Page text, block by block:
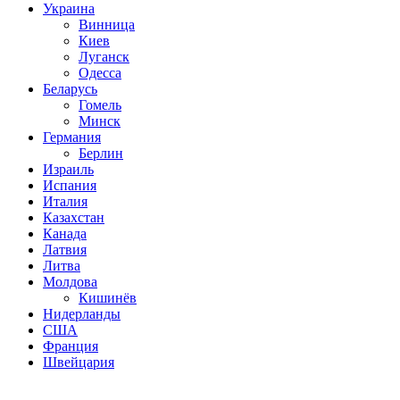
Украина
Винница
Киев
Луганск
Одесса
Беларусь
Гомель
Минск
Германия
Берлин
Израиль
Испания
Италия
Казахстан
Канада
Латвия
Литва
Молдова
Кишинёв
Нидерланды
США
Франция
Швейцария